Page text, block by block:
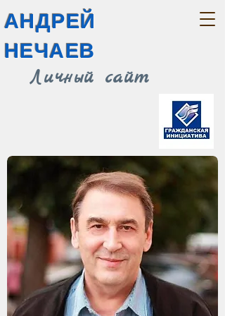
Личный сайт
АНДРЕЙ
НЕЧАЕВ